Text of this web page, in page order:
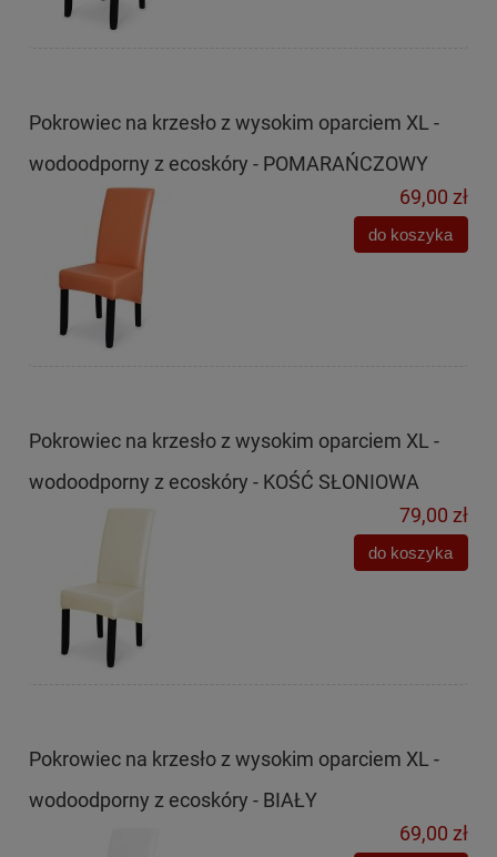
Pokrowiec na krzesło z wysokim oparciem XL -
wodoodporny z ecoskóry - POMARAŃCZOWY
69,00 zł
do koszyka
Pokrowiec na krzesło z wysokim oparciem XL -
wodoodporny z ecoskóry - KOŚĆ SŁONIOWA
79,00 zł
do koszyka
Pokrowiec na krzesło z wysokim oparciem XL -
wodoodporny z ecoskóry - BIAŁY
69,00 zł